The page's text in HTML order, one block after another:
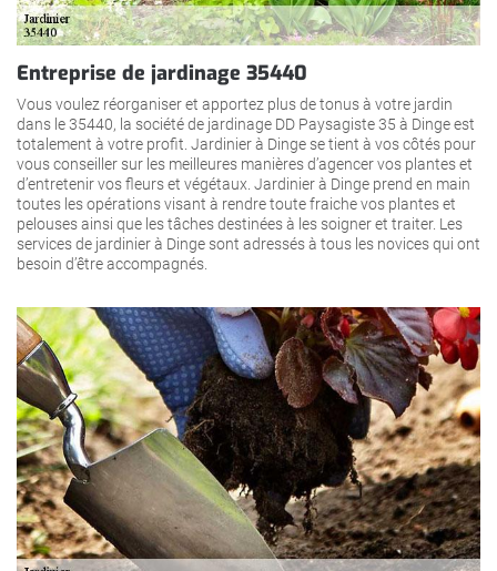
Entreprise de jardinage 35440
Vous voulez réorganiser et apportez plus de tonus à votre jardin
dans le 35440, la société de jardinage DD Paysagiste 35 à Dinge est
totalement à votre profit. Jardinier à Dinge se tient à vos côtés pour
vous conseiller sur les meilleures manières d’agencer vos plantes et
d’entretenir vos fleurs et végétaux. Jardinier à Dinge prend en main
toutes les opérations visant à rendre toute fraiche vos plantes et
pelouses ainsi que les tâches destinées à les soigner et traiter. Les
services de jardinier à Dinge sont adressés à tous les novices qui ont
besoin d’être accompagnés.